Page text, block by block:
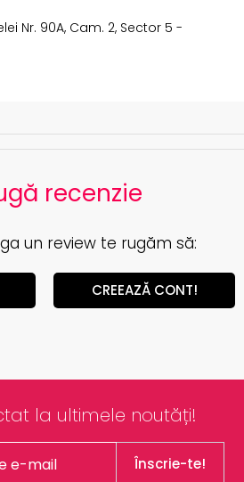
Nr. 90A, Cam. 2, Sector 5 -
recenzie
un review te rugăm să:
CREEAZĂ CONT!
la ultimele noutăți!
Înscrie-te!